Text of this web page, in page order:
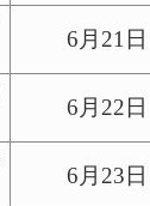
6月21日
6月22日
6月23日